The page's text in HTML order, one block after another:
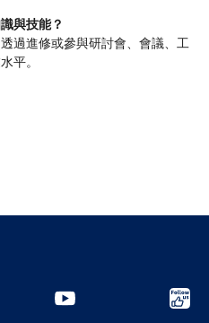
與技能？
過進修或參與研討會、會議、工
平。